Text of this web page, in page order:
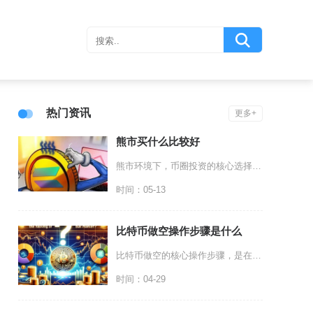
热门资讯 更多+
熊市买什么比较好
熊市环境下，币圈投资的核心选择是比特币、以太坊、头部平台币与优质稳定币，同时可小比例配置高
时间：05-13
比特币做空操作步骤是什么
比特币做空的核心操作步骤，是在支持合约或杠杆交易的加密货币平台，先划转保证金、选择交易模式
时间：04-29